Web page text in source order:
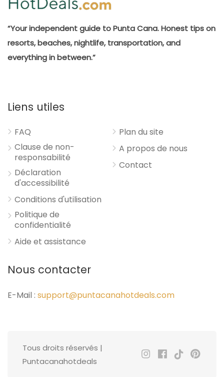
“Your independent guide to Punta Cana. Honest tips on
resorts, beaches, nightlife, transportation, and
everything in between.”
Liens utiles
FAQ
Clause de non-
responsabilité
Déclaration
d'accessibilité
Conditions d'utilisation
Politique de
confidentialité
Aide et assistance
Plan du site
A propos de nous
Contact
Nous contacter
E-Mail : support@puntacanahotdeals.com
Tous droits réservés |
Puntacanahotdeals